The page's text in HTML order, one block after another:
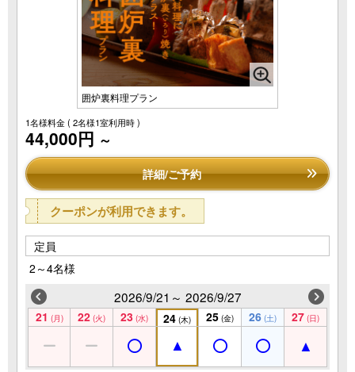
囲炉裏料理プラン
1名様料金( 2名様1室利用時 )
44,000円 ～
詳細/ご予約
クーポンが利用できます。
定員
2～4名様
2026/9/21～ 2026/9/27
21 (月) 22 (火) 23 (水) 24 (木) 25 (金) 26 (土) 27 (日)